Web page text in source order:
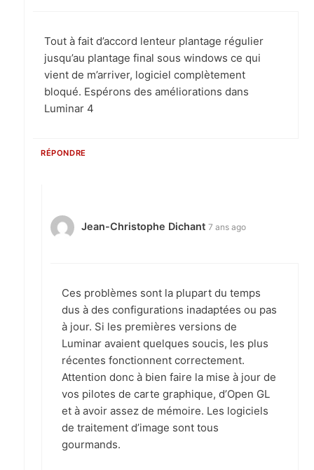
Tout à fait d’accord lenteur plantage régulier
jusqu’au plantage final sous windows ce qui
vient de m’arriver, logiciel complètement
bloqué. Espérons des améliorations dans
Luminar 4
RÉPONDRE
Jean-Christophe Dichant 7 ans ago
Ces problèmes sont la plupart du temps
dus à des configurations inadaptées ou pas
à jour. Si les premières versions de
Luminar avaient quelques soucis, les plus
récentes fonctionnent correctement.
Attention donc à bien faire la mise à jour de
vos pilotes de carte graphique, d’Open GL
et à avoir assez de mémoire. Les logiciels
de traitement d’image sont tous
gourmands.